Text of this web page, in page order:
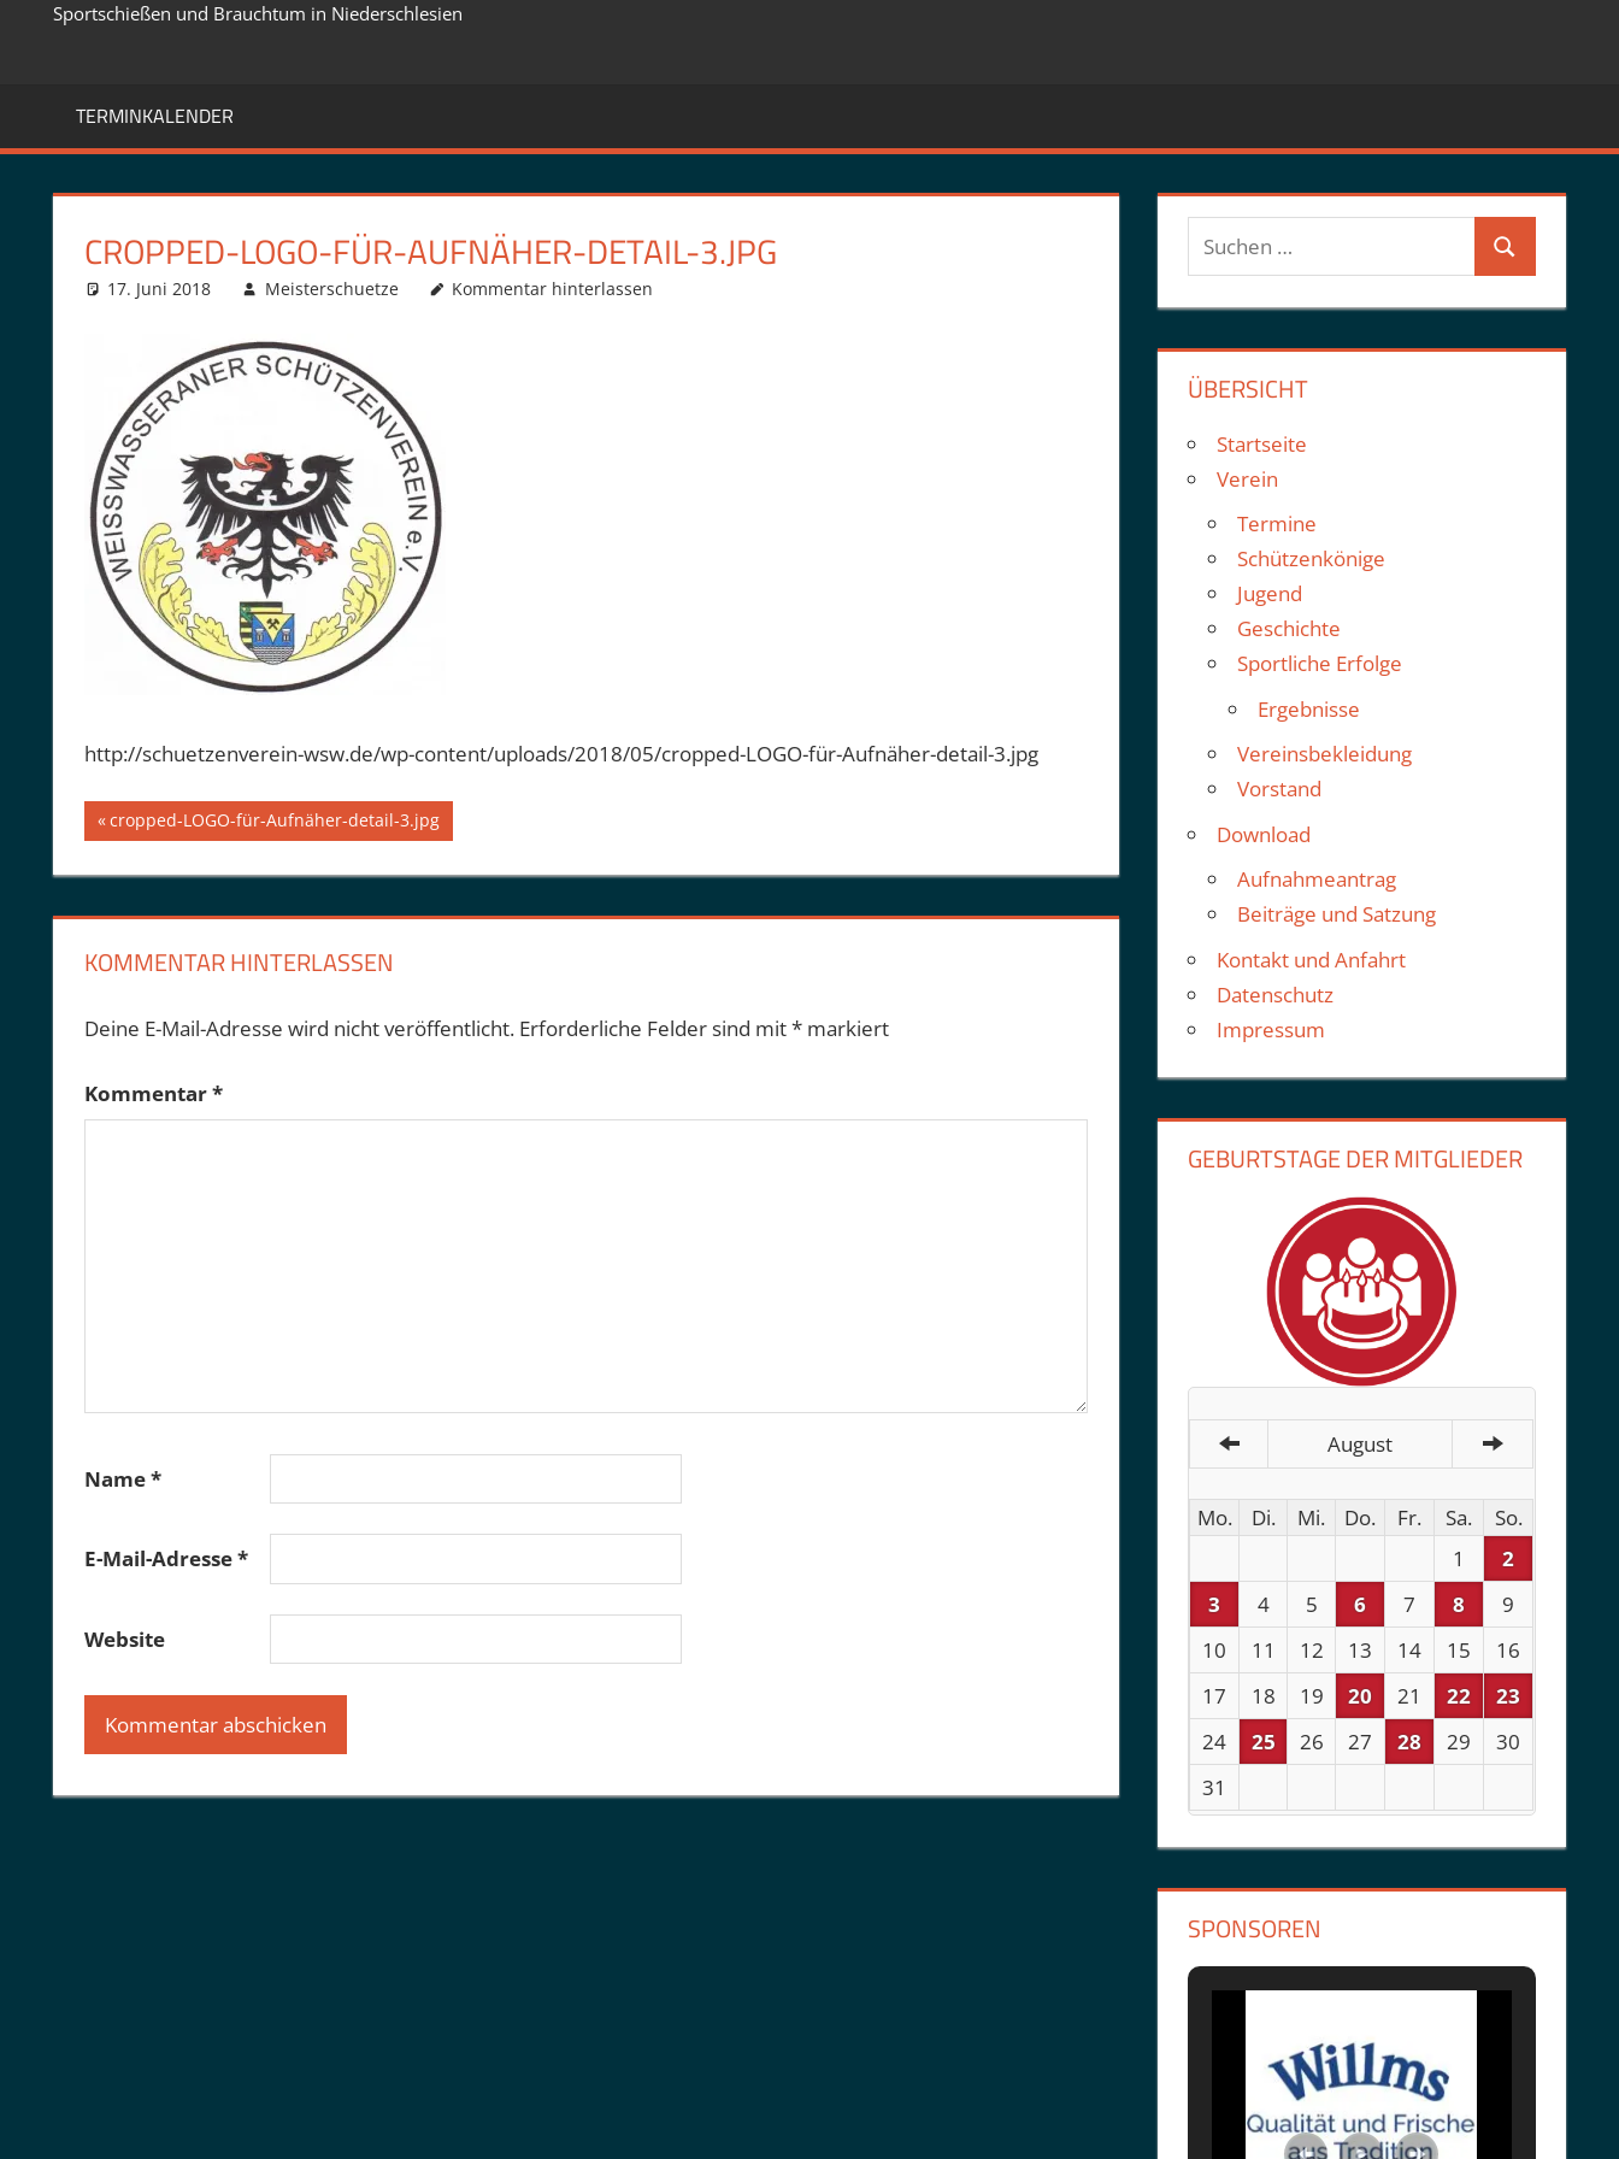
Sportschießen und Brauchtum in Niederschlesien
TERMINKALENDER
CROPPED-LOGO-FÜR-AUFNÄHER-DETAIL-3.JPG
17. Juni 2018 Meisterschuetze Kommentar hinterlassen
http://schuetzenverein-wsw.de/wp-content/uploads/2018/05/cropped-LOGO-für-Aufnäher-detail-3.jpg
Beitragsnavigation
Vorheriger
Beitrag:
cropped-LOGO-für-Aufnäher-detail-3.jpg
KOMMENTAR HINTERLASSEN
Deine E-Mail-Adresse wird nicht veröffentlicht. Erforderliche Felder sind mit*markiert
Kommentar*
Name*
E-Mail-Adresse*
Website
Suchen
nach:
Suchen
ÜBERSICHT
Startseite
Verein
Termine
Schützenkönige
Jugend
Geschichte
Sportliche Erfolge
Ergebnisse
Vereinsbekleidung
Vorstand
Download
Aufnahmeantrag
Beiträge und Satzung
Kontakt und Anfahrt
Datenschutz
Impressum
GEBURTSTAGE DER MITGLIEDER
August
Mo. Di. Mi. Do. Fr. Sa.
So.
1
2
3
4 5 6 7 8
9
10
11 12 13 14 15
16
17
18 19 20 21 22
23
24
25 26 27 28 29
30
31
SPONSOREN